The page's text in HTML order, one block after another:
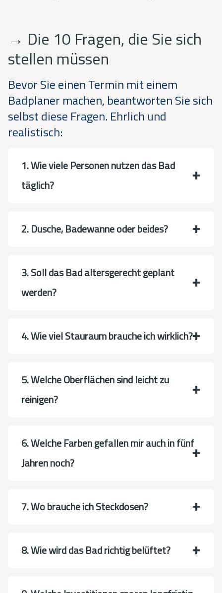
→ Die 10 Fragen, die Sie sich
stellen müssen
Bevor Sie einen Termin mit einem
Badplaner machen, beantworten Sie sich
selbst diese Fragen. Ehrlich und
realistisch:
1. Wie viele Personen nutzen das Bad
täglich?
2. Dusche, Badewanne oder beides?
3. Soll das Bad altersgerecht geplant
werden?
4. Wie viel Stauraum brauche ich wirklich?
5. Welche Oberflächen sind leicht zu
reinigen?
6. Welche Farben gefallen mir auch in fünf
Jahren noch?
7. Wo brauche ich Steckdosen?
8. Wie wird das Bad richtig belüftet?